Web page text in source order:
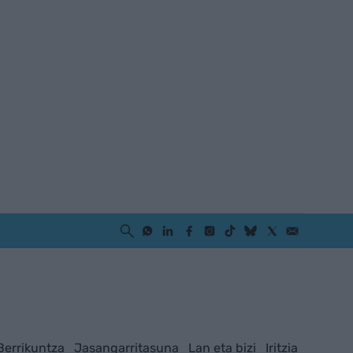
Jasangarritasuna Lan eta bizi Iritzia